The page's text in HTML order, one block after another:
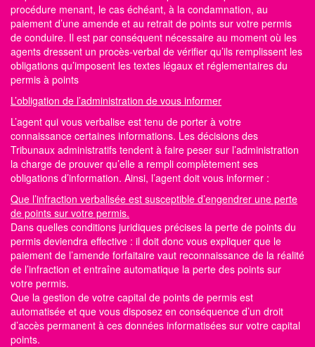
procédure menant, le cas échéant, à la condamnation, au
paiement d’une amende et au retrait de points sur votre permis
de conduire. Il est par conséquent nécessaire au moment où les
agents dressent un procès-verbal de vérifier qu’ils remplissent les
obligations qu’imposent les textes légaux et réglementaires du
permis à points
L’obligation de l’administration de vous informer
L’agent qui vous verbalise est tenu de porter à votre
connaissance certaines informations. Les décisions des
Tribunaux administratifs tendent à faire peser sur l’administration
la charge de prouver qu’elle a rempli complètement ses
obligations d’information. Ainsi, l’agent doit vous informer :
Que l’infraction verbalisée est susceptible d’engendrer une perte
de points sur votre permis.
Dans quelles conditions juridiques précises la perte de points du
permis deviendra effective : il doit donc vous expliquer que le
paiement de l’amende forfaitaire vaut reconnaissance de la réalité
de l’infraction et entraîne automatique la perte des points sur
votre permis.
Que la gestion de votre capital de points de permis est
automatisée et que vous disposez en conséquence d’un droit
d’accès permanent à ces données informatisées sur votre capital
points.